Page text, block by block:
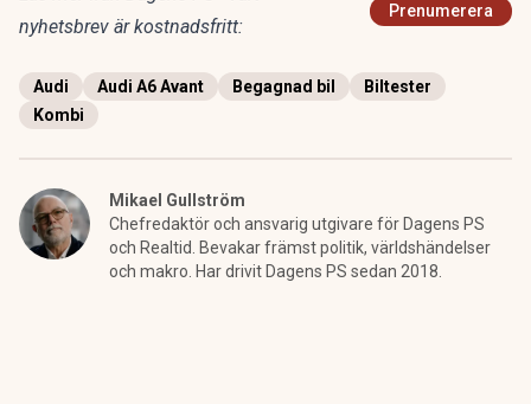
nyhetsbrev är kostnadsfritt:
Prenumerera
Audi Audi A6 Avant Begagnad bil
Biltester
Kombi
Mikael Gullström
Chefredaktör och ansvarig utgivare för Dagens PS
och Realtid. Bevakar främst politik, världshändelser
och makro. Har drivit Dagens PS sedan 2018.